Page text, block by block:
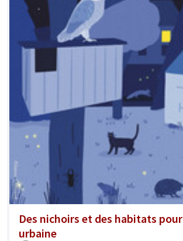
Des nichoirs et des habitats
urbaine